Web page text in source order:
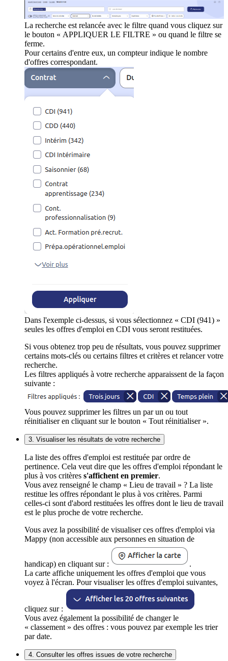
La recherche est relancée avec le filtre quand vous cliquez sur
le bouton « APPLIQUER LE FILTRE » ou quand le filtre se
ferme.
Pour certains d'entre eux, un compteur indique le nombre
d'offres correspondant.
Dans l'exemple ci-dessus, si vous sélectionnez « CDI (941) »
seules les offres d'emploi en CDI vous seront restituées.
Si vous obtenez trop peu de résultats, vous pouvez supprimer
certains mots-clés ou certains filtres et critères et relancer votre
recherche.
Les filtres appliqués à votre recherche apparaissent de la façon
suivante :
Vous pouvez supprimer les filtres un par un ou tout
réinitialiser en cliquant sur le bouton « Tout réinitialiser ».
3. Visualiser les résultats de votre recherche
La liste des offres d'emploi est restituée par ordre de
pertinence. Cela veut dire que les offres d'emploi répondant le
plus à vos critères s'affichent en premier.
Vous avez renseigné le champ « Lieu de travail » ? La liste
restitue les offres répondant le plus à vos critères. Parmi
celles-ci sont d'abord restituées les offres dont le lieu de travail
est le plus proche de votre recherche.
Vous avez la possibilité de visualiser ces offres d'emploi via
Mappy (non accessible aux personnes en situation de
handicap) en cliquant sur :
.
La carte affiche uniquement les offres d'emploi que vous
voyez à l'écran. Pour visualiser les offres d'emploi suivantes,
cliquez sur :
Vous avez également la possibilité de changer le
« classement » des offres : vous pouvez par exemple les trier
par date.
4. Consulter les offres issues de votre recherche